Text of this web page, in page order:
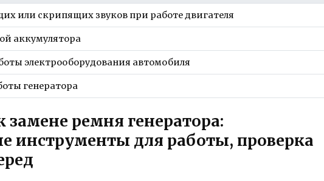
или скрипящих звуков при работе двигателя
аккумулятора
электрооборудования автомобиля
генератора
замене ремня генератора:
инструменты для работы, проверка